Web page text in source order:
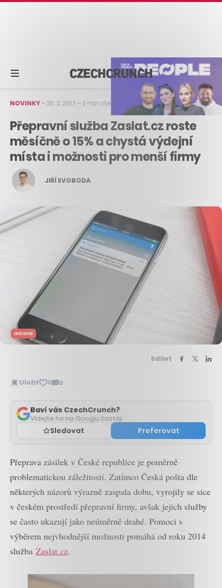
NOVINKY– 20. 2. 2017 – 2 min čtení
Přepravní služba Zaslat.cz roste
měsíčně o 15% a chystá výdejní
místa i možnosti pro menší firmy
JIŘÍ SVOBODA
INSIDER
Sdílet
Uložit 0 0
Zobrazit
Baví vás CzechCrunch?
Vídejte ho na Googlu častěji.
Sledovat Preferovat
Přeprava zásilek v České republice je poměrně
problematickou záležitostí. Zatímco Česká pošta dle
některých názorů výrazně zaspala dobu, vyrojily se sice
v českém prostředí přepravní firmy, avšak jejich služby
se často ukazují jako neúměrně drahé. Pomoci s
výběrem nejvhodnější možnosti pomáhá od roku 2014
služba Zaslat.cz.